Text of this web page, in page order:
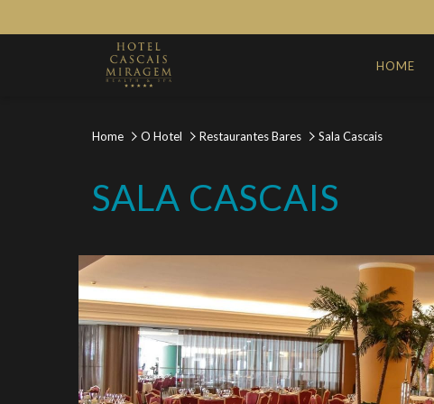
HOME
Home O Hotel Restaurantes Bares Sala Cascais
SALA CASCAIS